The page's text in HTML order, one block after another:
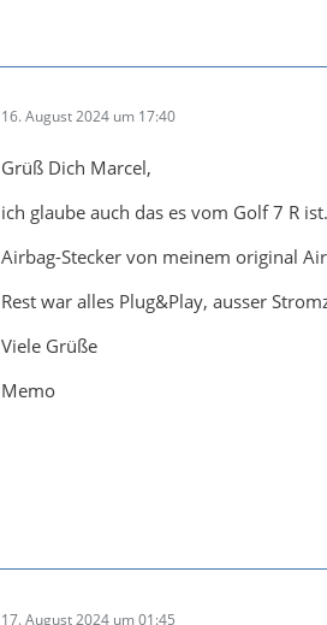
16. August 2024 um 17:40
Grüß Dich Marcel,
ich glaube auch das es vom Golf 7 R ist.
Airbag-Stecker von meinem original
Rest war alles Plug&Play, ausser
Viele Grüße
Memo
17. August 2024 um 01:45